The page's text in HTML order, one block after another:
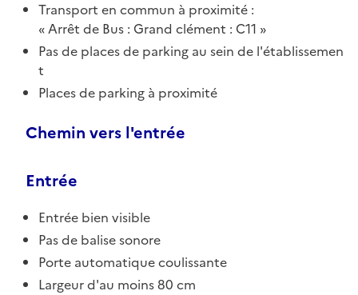
Transport en commun à proximité :
Arrêt de Bus : Grand clément : C11
Pas de places de parking au sein de l'établissemen
t
Places de parking à proximité
Chemin vers l'entrée
Entrée
Entrée bien visible
Pas de balise sonore
Porte automatique coulissante
Largeur d'au moins 80 cm